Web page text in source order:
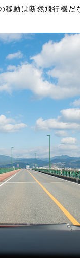
移動は断然飛行機だ